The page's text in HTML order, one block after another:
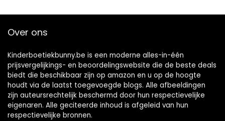
Over ons
Kinderboetiekbunny.be is een moderne alles-in-één
prijsvergelijkings- en beoordelingswebsite die de beste deals
biedt die beschikbaar zijn op amazon en u op de hoogte
houdt via de laatst toegevoegde blogs. Alle afbeeldingen
zijn auteursrechtelijk beschermd door hun respectievelijke
eigenaren. Alle geciteerde inhoud is afgeleid van hun
respectievelijke bronnen.